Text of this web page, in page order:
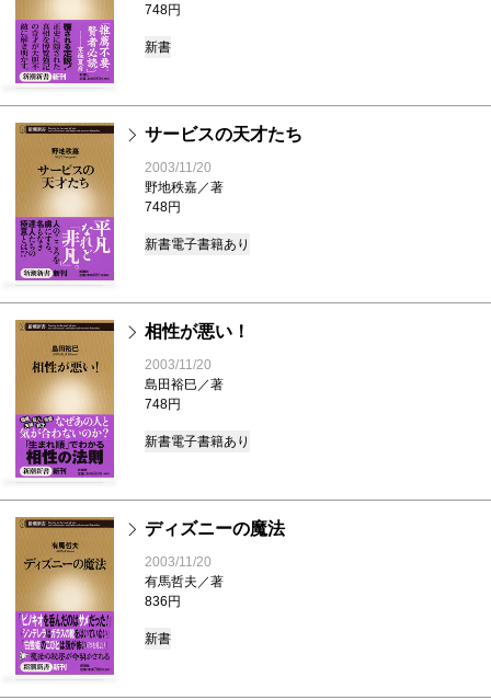
748円
新書
サービスの天才たち
2003/11/20
野地秩嘉／著
748円
新書電子書籍あり
相性が悪い！
2003/11/20
島田裕巳／著
748円
新書電子書籍あり
ディズニーの魔法
2003/11/20
有馬哲夫／著
836円
新書